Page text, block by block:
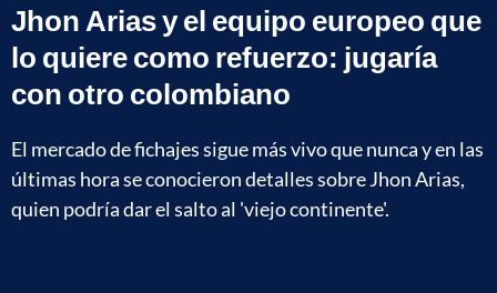
Jhon Arias y el equipo europeo que
lo quiere como refuerzo: jugaría
con otro colombiano
El mercado de fichajes sigue más vivo que nunca y en las
últimas hora se conocieron detalles sobre Jhon Arias,
quien podría dar el salto al 'viejo continente'.